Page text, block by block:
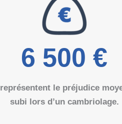
6 500 €
représentent le préjudice
subi lors d’un cambriolage.